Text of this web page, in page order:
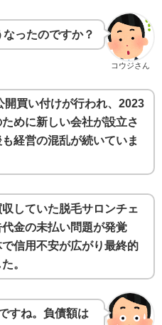
コウジさん
なったのですか？
開買い付けが行われ、2023
めに新しい会社が設立さ
経営の混乱が続いていま
していた脱毛サロンチェ
金の未払い問題が発覚
信用不安が広がり最終的
。
すね。負債額は